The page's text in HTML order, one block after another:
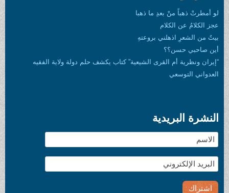
لو أمطرتْ ذهباً منْ بعدِ ما ذهبا
عجز الكلامُ عن الكلام
بيتٌ من الشعرِ اذهلني بروعتهِ
أين صاحبي حسن؟؟
“إيران ونظرية أم القرى الشيعية” كتاب يكشف حلم دولة ولاية الفقيه
العدواني التوسعي
النشرة البريدية